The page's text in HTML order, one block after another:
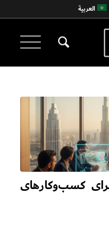
العربية
کسب‌وکارهای